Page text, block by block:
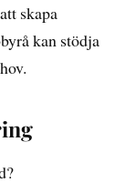
skapa
kan stödja